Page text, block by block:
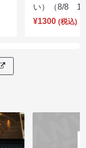
い）（8/8
¥1300 (税込)